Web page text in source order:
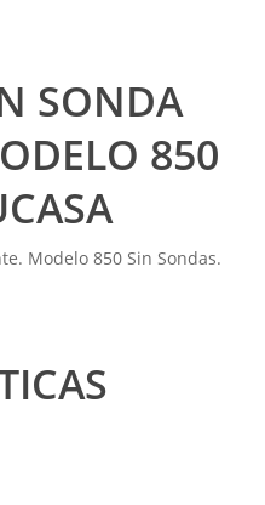
SONDA
850
Modelo 850 Sin Sondas.